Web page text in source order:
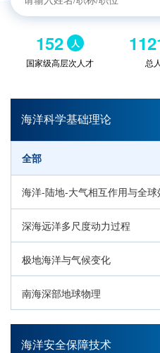
152 人
国家级高层次人才 总
海洋科学基础理论
全部
海洋-陆地-大气相互作用与全球
深海远洋多尺度动力过程
极地海洋与气候变化
南海深部地球物理
深海生命与生态过程
海洋安全保障技术